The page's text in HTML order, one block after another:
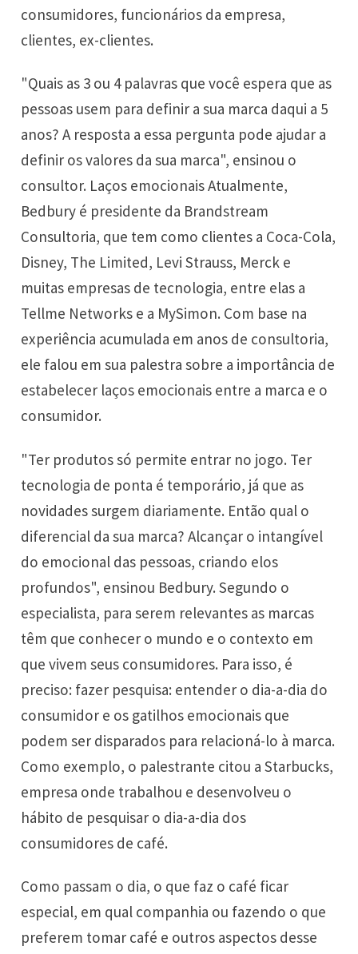
consumidores, funcionários da empresa,
clientes, ex-clientes.
"Quais as 3 ou 4 palavras que você espera que as
pessoas usem para definir a sua marca daqui a 5
anos? A resposta a essa pergunta pode ajudar a
definir os valores da sua marca", ensinou o
consultor. Laços emocionais Atualmente,
Bedbury é presidente da Brandstream
Consultoria, que tem como clientes a Coca-Cola,
Disney, The Limited, Levi Strauss, Merck e
muitas empresas de tecnologia, entre elas a
Tellme Networks e a MySimon. Com base na
experiência acumulada em anos de consultoria,
ele falou em sua palestra sobre a importância de
estabelecer laços emocionais entre a marca e o
consumidor.
"Ter produtos só permite entrar no jogo. Ter
tecnologia de ponta é temporário, já que as
novidades surgem diariamente. Então qual o
diferencial da sua marca? Alcançar o intangível
do emocional das pessoas, criando elos
profundos", ensinou Bedbury. Segundo o
especialista, para serem relevantes as marcas
têm que conhecer o mundo e o contexto em
que vivem seus consumidores. Para isso, é
preciso: fazer pesquisa: entender o dia-a-dia do
consumidor e os gatilhos emocionais que
podem ser disparados para relacioná-lo à marca.
Como exemplo, o palestrante citou a Starbucks,
empresa onde trabalhou e desenvolveu o
hábito de pesquisar o dia-a-dia dos
consumidores de café.
Como passam o dia, o que faz o café ficar
especial, em qual companhia ou fazendo o que
preferem tomar café e outros aspectos desse